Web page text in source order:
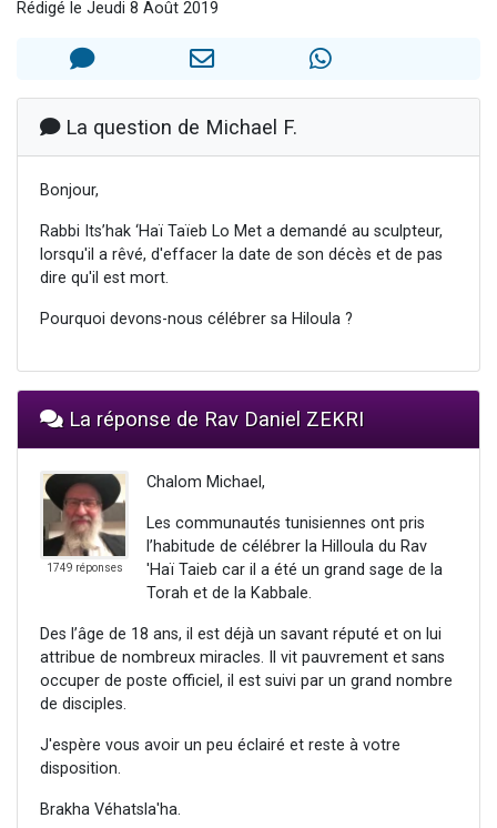
Il reste 49 places pour étudier en groupe sur Zoom
Eva vient de donner son Maasser
3 personnes viennent de faire un don pour Événements Torah-Box
Rédigé le Jeudi 8 Août 2019
La question de Michael F.
Bonjour,
Rabbi Its’hak ‘Haï Taïeb Lo Met a demandé au sculpteur,
lorsqu'il a rêvé, d'effacer la date de son décès et de pas
dire qu'il est mort.
Pourquoi devons-nous célébrer sa Hiloula ?
La réponse de Rav Daniel ZEKRI
1749 réponses
Chalom Michael,
Les communautés tunisiennes ont pris
l’habitude de célébrer la Hilloula du Rav
'Haï Taieb car il a été un grand sage de la
Torah et de la Kabbale.
Des l’âge de 18 ans, il est déjà un savant réputé et on lui
attribue de nombreux miracles. Il vit pauvrement et sans
occuper de poste officiel, il est suivi par un grand nombre
de disciples.
J'espère vous avoir un peu éclairé et reste à votre
disposition.
Brakha Véhatsla'ha.